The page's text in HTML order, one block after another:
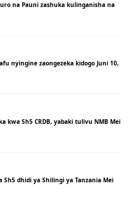
na Pauni zashuka kulinganisha na
nyingine zaongezeka kidogo Juni 10,
kwa Sh5 CRDB, yabaki tulivu NMB Mei
Sh5 dhidi ya Shilingi ya Tanzania Mei